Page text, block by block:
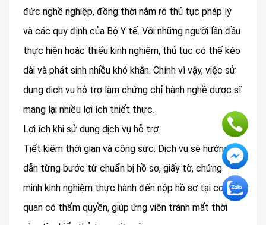
đức nghề nghiệp, đồng thời nắm rõ thủ tục pháp lý
và các quy định của Bộ Y tế. Với những người lần đầu
thực hiện hoặc thiếu kinh nghiệm, thủ tục có thể kéo
dài và phát sinh nhiều khó khăn. Chính vì vậy, việc sử
dụng dịch vụ hỗ trợ làm chứng chỉ hành nghề dược sĩ
mang lại nhiều lợi ích thiết thực.
Lợi ích khi sử dụng dịch vụ hỗ trợ
Tiết kiệm thời gian và công sức: Dịch vụ sẽ hướng
dẫn từng bước từ chuẩn bị hồ sơ, giấy tờ, chứng
minh kinh nghiệm thực hành đến nộp hồ sơ tại cơ
quan có thẩm quyền, giúp ứng viên tránh mất thời